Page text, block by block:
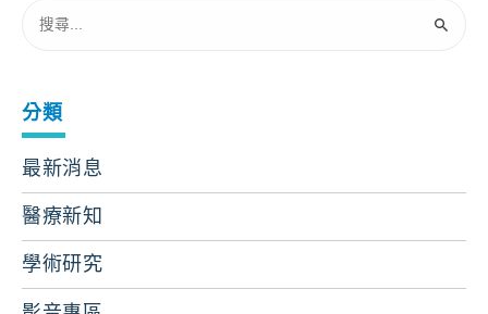
分類
最新消息
醫療新知
學術研究